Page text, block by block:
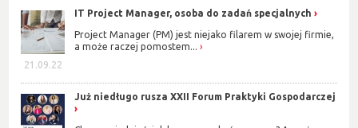
21.09.22
IT Project Manager, osoba do zadań specjalnych
Project Manager (PM) jest niejako filarem w swojej firmie,
a może raczej pomostem...
Już niedługo rusza XXII Forum Praktyki Gospodarczej